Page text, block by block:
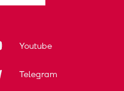
Youtube
Telegram